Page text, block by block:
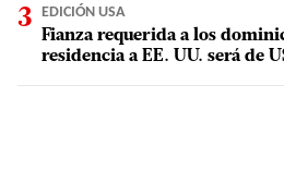
EDICIÓN USA
Fianza requerida a los
residencia a EE. UU. será de